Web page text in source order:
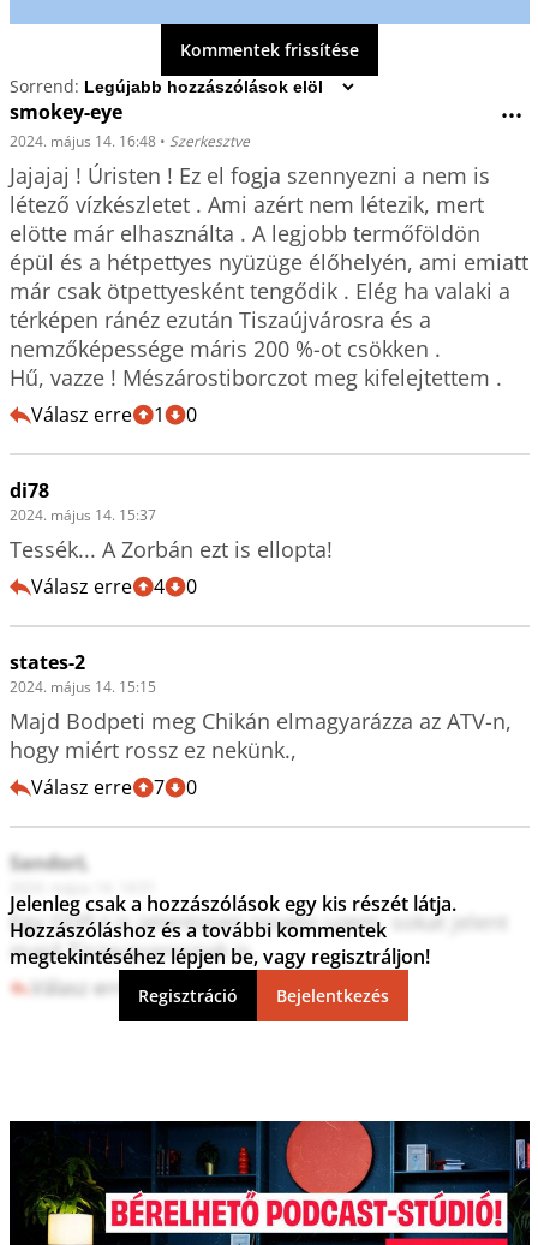
Kommentek frissítése
Sorrend:
smokey-eye •••
2024. május 14. 16:48 • Szerkesztve
Jajajaj ! Úristen ! Ez el fogja szennyezni a nem is
létező vízkészletet . Ami azért nem létezik, mert
elötte már elhasználta . A legjobb termőföldön
épül és a hétpettyes nyüzüge élőhelyén, ami emiatt
már csak ötpettyesként tengődik . Elég ha valaki a
térképen ránéz ezután Tiszaújvárosra és a
nemzőképessége máris 200 %-ot csökken .
Hű, vazze ! Mészárostiborczot meg kifelejtettem .
Válasz erre 1 0
di78
2024. május 14. 15:37
Válasz erre 4 0
states-2
2024. május 14. 15:15
Majd Bodpeti meg Chikán elmagyarázza az ATV-n,
hogy miért rossz ez nekünk.,
Válasz erre 7 0
SandorL
Egy GDP-t is jelentosen novelo uzem, sokat jelent
majd Tiszaujvarosnak is.
Válasz erre 11 0
Jelenleg csak a hozzászólások egy kis részét látja.
Hozzászóláshoz és a további kommentek
megtekintéséhez lépjen be, vagy regisztráljon!
Regisztráció Bejelentkezés